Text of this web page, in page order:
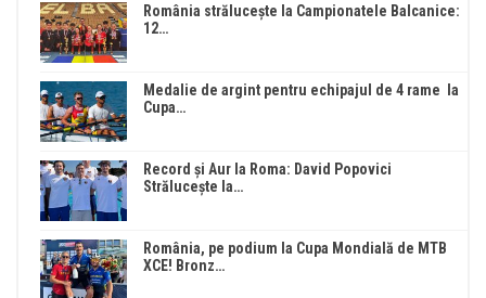
România strălucește la Campionatele Balcanice:
12…
Medalie de argint pentru echipajul de 4 rame la
Cupa…
Record și Aur la Roma: David Popovici
Strălucește la…
România, pe podium la Cupa Mondială de MTB
XCE! Bronz…